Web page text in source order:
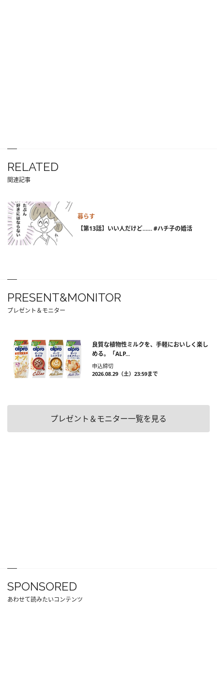
RELATED
関連記事
暮らす
【第13話】いい人だけど…… #ハチ子の婚活
PRESENT&MONITOR
プレゼント＆モニター
良質な植物性ミルクを、手軽においしく楽し
める。「ALP...
申込締切
2026.08.29（土）23:59まで
プレゼント＆モニター一覧を見る
SPONSORED
あわせて読みたいコンテンツ